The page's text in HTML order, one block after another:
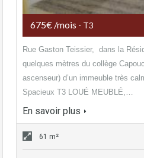
675€ /mois - T3
Rue Gaston Teissier, dans la
quelques mètres du collège
ascenseur) d’un immeuble très
Spacieux T3 LOUÉ MEUBLÉ,…
En savoir plus
61 m²